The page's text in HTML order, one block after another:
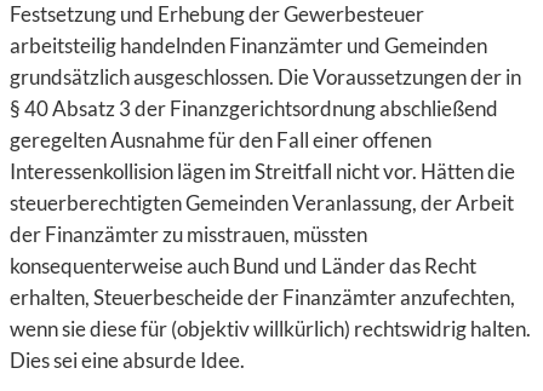
Festsetzung und Erhebung der Gewerbesteuer
arbeitsteilig handelnden Finanzämter und Gemeinden
grundsätzlich ausgeschlossen. Die Voraussetzungen der in
§ 40 Absatz 3 der Finanzgerichtsordnung abschließend
geregelten Ausnahme für den Fall einer offenen
Interessenkollision lägen im Streitfall nicht vor. Hätten die
steuerberechtigten Gemeinden Veranlassung, der Arbeit
der Finanzämter zu misstrauen, müssten
konsequenterweise auch Bund und Länder das Recht
erhalten, Steuerbescheide der Finanzämter anzufechten,
wenn sie diese für (objektiv willkürlich) rechtswidrig halten.
Dies sei eine absurde Idee.